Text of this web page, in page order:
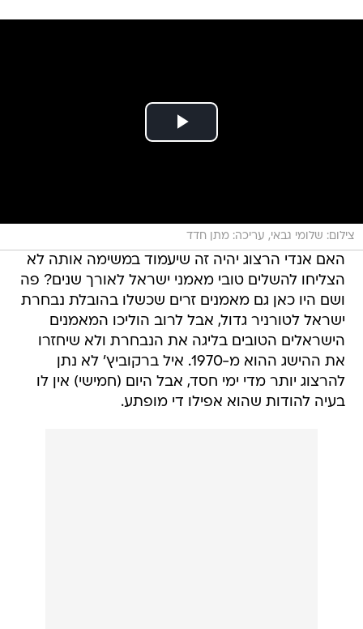
צילום: שלומי גבאי, עריכה: מתן חדד
האם אנדי הרצוג יהיה זה שיעמוד במשימה אותה לא
הצליחו להשלים טובי מאמני ישראל לאורך שנים? פה
ושם היו כאן גם מאמנים זרים שכשלו בהובלת נבחרת
ישראל לטורניר גדול, אבל לרוב הוליכו המאמנים
הישראלים הטובים בליגה את הנבחרת ולא שיחזרו
את ההישג ההוא מ-1970. איל ברקוביץ' לא נתן
להרצוג יותר מדי ימי חסד, אבל היום (חמישי) אין לו
בעיה להודות שהוא אפילו די מופתע.